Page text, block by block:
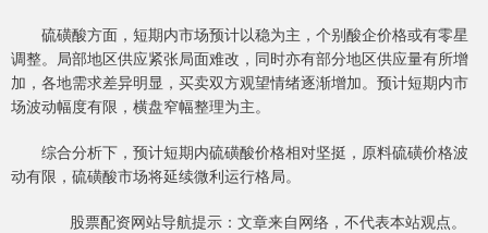
硫磺酸方面，短期内市场预计以稳为主，个别酸企价格或有零星
调整。局部地区供应紧张局面难改，同时亦有部分地区供应量有所增
加，各地需求差异明显，买卖双方观望情绪逐渐增加。预计短期内市
场波动幅度有限，横盘窄幅整理为主。
综合分析下，预计短期内硫磺酸价格相对坚挺，原料硫磺价格波
动有限，硫磺酸市场将延续微利运行格局。
股票配资网站导航提示：文章来自网络，不代表本站观点。